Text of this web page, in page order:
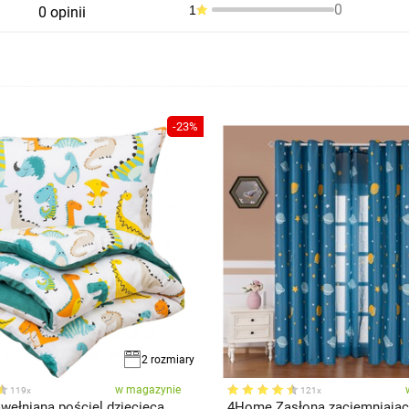
0 opinii
1 0
-23%
2 rozmiary
119x w magazynie 121x